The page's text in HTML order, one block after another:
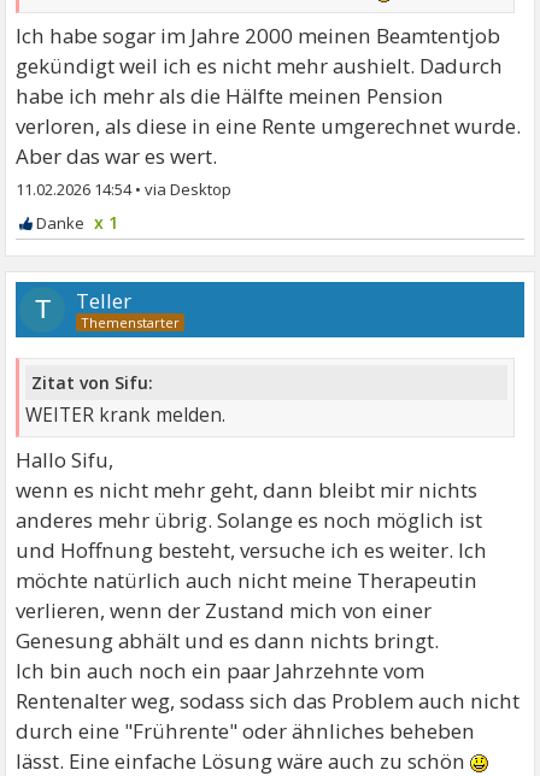
Ich habe sogar im Jahre 2000 meinen Beamtentjob
gekündigt weil ich es nicht mehr aushielt. Dadurch
habe ich mehr als die Hälfte meinen Pension
verloren, als diese in eine Rente umgerechnet wurde.
Aber das war es wert.
11.02.2026 14:54•
x 1
T Teller
Zitat von Sifu:
WEITER krank melden.
Hallo Sifu,
wenn es nicht mehr geht, dann bleibt mir nichts
anderes mehr übrig. Solange es noch möglich ist
und Hoffnung besteht, versuche ich es weiter. Ich
möchte natürlich auch nicht meine Therapeutin
verlieren, wenn der Zustand mich von einer
Genesung abhält und es dann nichts bringt.
Ich bin auch noch ein paar Jahrzehnte vom
Rentenalter weg, sodass sich das Problem auch nicht
durch eine "Frührente" oder ähnliches beheben
lässt. Eine einfache Lösung wäre auch zu schön